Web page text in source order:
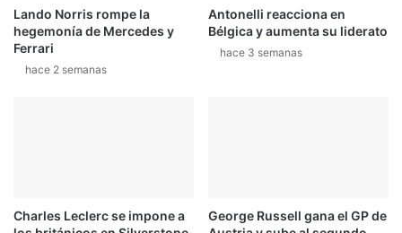
Lando Norris rompe la
hegemonía de Mercedes y
Ferrari
hace 2 semanas
Antonelli reacciona en
Bélgica y aumenta su liderato
hace 3 semanas
Charles Leclerc se impone a
George Russell gana el GP de